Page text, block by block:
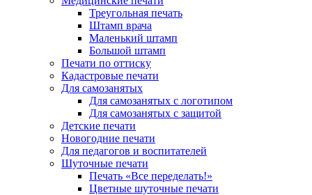
Треугольная печать
Штамп врача
Маленький штамп
Большой штамп
Печати по оттиску
Кадастровые печати
Для самозанятых
Для самозанятых с логотипом
Для самозанятых с защитой
Детские печати
Новогодние печати
Для педагогов и воспитателей
Шуточные печати
Печать «Все переделать!»
Цветные шуточные печати